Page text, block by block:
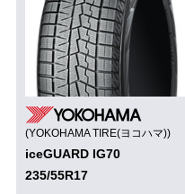
(YOKOHAMA TIRE(ヨコハマ))
iceGUARD IG70
235/55R17